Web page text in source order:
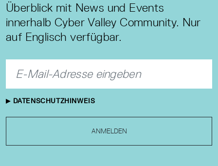
Überblick mit News und Events
innerhalb Cyber Valley Community. Nur
auf Englisch verfügbar.
DATENSCHUTZHINWEIS
ANMELDEN